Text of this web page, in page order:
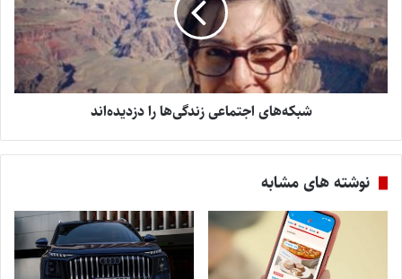
شبکه‌های اجتماعی زندگی‌ها را دزدیده‌اند
نوشته های مشابه